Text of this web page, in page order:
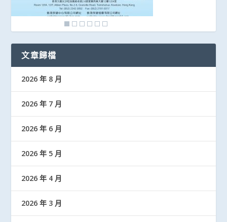
文章歸檔
2026 年 8 月
2026 年 7 月
2026 年 6 月
2026 年 5 月
2026 年 4 月
2026 年 3 月